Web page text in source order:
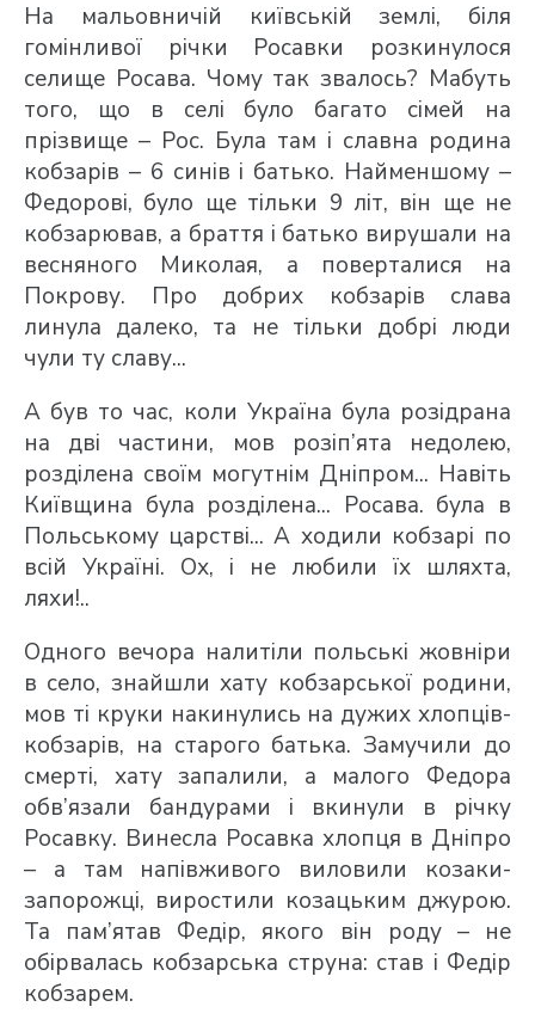
На мальовничій київській землі, біля
гомінливої річки Росавки розкинулося
селище Росава. Чому так звалось? Мабуть
того, що в селі було багато сімей на
прізвище – Рос. Була там і славна родина
кобзарів – 6 синів і батько. Найменшому –
Федорові, було ще тільки 9 літ, він ще не
кобзарював, а браття і батько вирушали на
весняного Миколая, а поверталися на
Покрову. Про добрих кобзарів слава
линула далеко, та не тільки добрі люди
чули ту славу...
А був то час, коли Україна була розідрана
на дві частини, мов розіп’ята недолею,
розділена своїм могутнім Дніпром... Навіть
Київщина була розділена... Росава. була в
Польському царстві... А ходили кобзарі по
всій Україні. Ох, і не любили їх шляхта,
ляхи!..
Одного вечора налитіли польські жовніри
в село, знайшли хату кобзарської родини,
мов ті круки накинулись на дужих хлопців-
кобзарів, на старого батька. Замучили до
смерті, хату запалили, а малого Федора
обв’язали бандурами і вкинули в річку
Росавку. Винесла Росавка хлопця в Дніпро
– а там напівживого виловили козаки-
запорожці, виростили козацьким джурою.
Та пам’ятав Федір, якого він роду – не
обірвалась кобзарська струна: став і Федір
кобзарем.